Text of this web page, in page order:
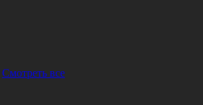
Смотреть все